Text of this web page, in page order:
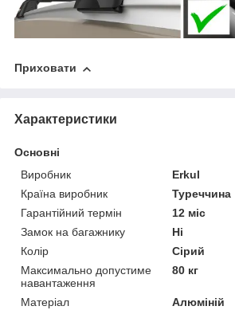
Приховати
Характеристики
Основні
Виробник
Erkul
Країна виробник
Туреччина
Гарантійний термін
12 міс
Замок на багажнику
Ні
Колір
Сірий
Максимально допустиме
навантаження
80 кг
Матеріал
Алюміній